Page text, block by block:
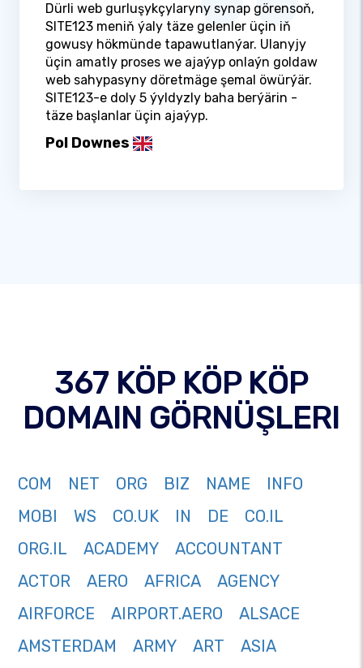
Dürli web gurluşykçylaryny synap görensoň,
SITE123 meniň ýaly täze gelenler üçin iň
gowusy hökmünde tapawutlanýar. Ulanyjy
üçin amatly proses we ajaýyp onlaýn goldaw
web sahypasyny döretmäge şemal öwürýär.
SITE123-e doly 5 ýyldyzly baha berýärin -
täze başlanlar üçin ajaýyp.
Pol Downes
367 KÖP KÖP KÖP
DOMAIN GÖRNÜŞLERI
COM NET ORG BIZ NAME
INFO
MOBI
WS CO.UK IN DE
CO.IL
ORG.IL
ACADEMY
ACCOUNTANT
ACTOR
AERO AFRICA
AGENCY
AIRFORCE
AIRPORT.AERO
ALSACE
AMSTERDAM
ARMY ART
ASIA